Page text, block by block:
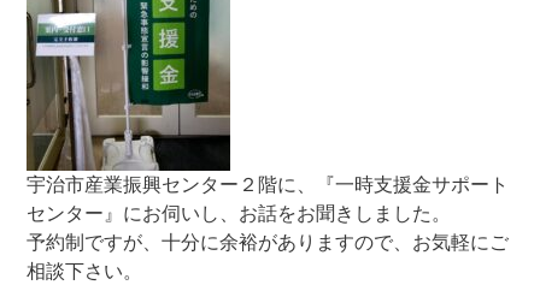
宇治市産業振興センター２階に、『一時支援金サポート
センター』にお伺いし、お話をお聞きしました。
予約制ですが、十分に余裕がありますので、お気軽にご
相談下さい。